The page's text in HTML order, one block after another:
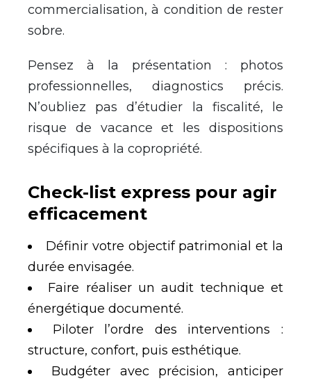
commercialisation, à condition de rester
sobre.
Pensez à la présentation : photos
professionnelles, diagnostics précis.
N’oubliez pas d’étudier la fiscalité, le
risque de vacance et les dispositions
spécifiques à la copropriété.
Check-list express pour agir
efficacement
Définir votre objectif patrimonial et la
durée envisagée.
Faire réaliser un audit technique et
énergétique documenté.
Piloter l’ordre des interventions :
structure, confort, puis esthétique.
Budgéter avec précision, anticiper